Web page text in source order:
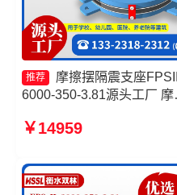
推荐
摩擦摆隔震支座
6000-350-3.81源头工厂 摩
3.81 FPS隔震支座生产厂家
400-4.11生产厂家
￥14959